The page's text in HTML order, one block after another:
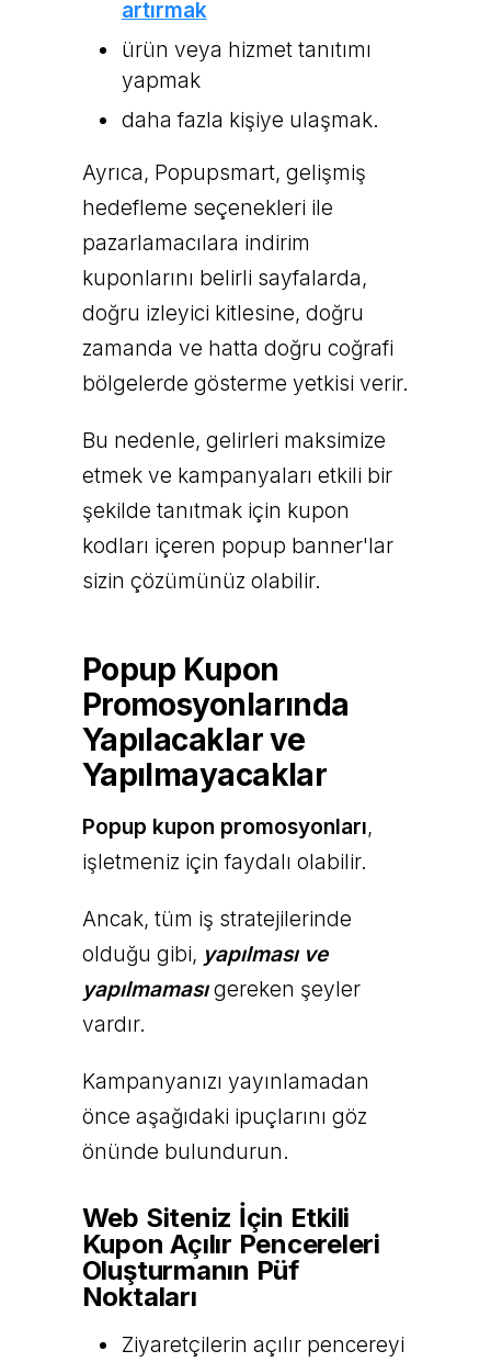
artırmak
ürün veya hizmet tanıtımı
yapmak
daha fazla kişiye ulaşmak.
Ayrıca, Popupsmart, gelişmiş
hedefleme seçenekleri ile
pazarlamacılara indirim
kuponlarını belirli sayfalarda,
doğru izleyici kitlesine, doğru
zamanda ve hatta doğru coğrafi
bölgelerde gösterme yetkisi verir.
Bu nedenle, gelirleri maksimize
etmek ve kampanyaları etkili bir
şekilde tanıtmak için kupon
kodları içeren popup banner'lar
sizin çözümünüz olabilir.
Popup Kupon
Promosyonlarında
Yapılacaklar ve
Yapılmayacaklar
Popup kupon promosyonları,
işletmeniz için faydalı olabilir.
Ancak, tüm iş stratejilerinde
olduğu gibi, yapılması ve
yapılmamasıgereken şeyler
vardır.
Kampanyanızı yayınlamadan
önce aşağıdaki ipuçlarını göz
önünde bulundurun.
Web Siteniz İçin Etkili
Kupon Açılır Pencereleri
Oluşturmanın Püf
Noktaları
Ziyaretçilerin açılır pencereyi